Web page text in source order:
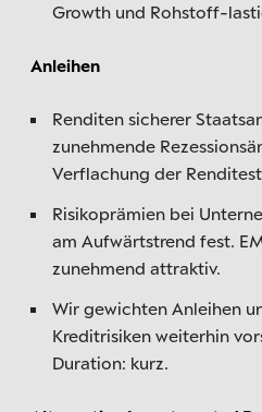
Growth und Rohstoff-
Anleihen
Renditen sicherer
zunehmende
Verflachung der
Risikoprämien bei
am Aufwärtstrend fest.
zunehmend attraktiv.
Wir gewichten Anleihen
Kreditrisiken weiterhin
Duration: kurz.